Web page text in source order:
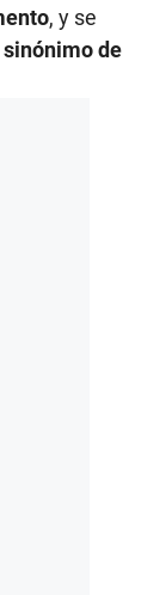
, y se
sinónimo de